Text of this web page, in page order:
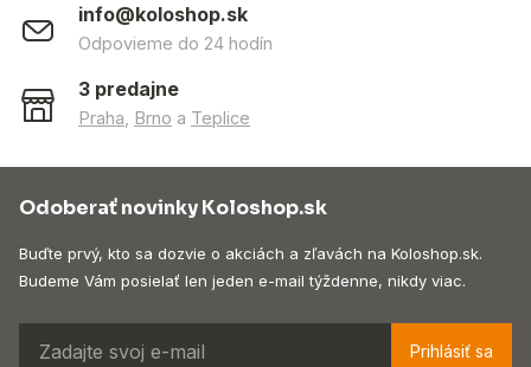
info@koloshop.sk
Odpovieme do 24 hodín
3 predajne
Praha Brno a Teplice
Odoberať novinky Koloshop.sk
Buďte prvý, kto sa dozvie o akciách a zľavách na Koloshop.sk.
Budeme Vám posielať len jeden e-mail týždenne, nikdy viac.
Prihlásiť sa